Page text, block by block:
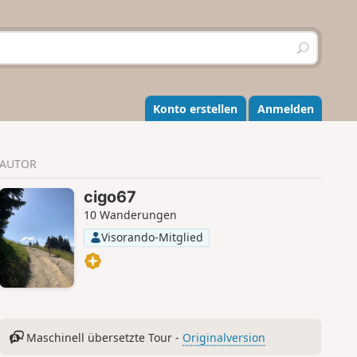
S
u
h
e
n
Konto erstellen Anmelden
AUTOR
cigo67
10 Wanderungen
Visorando-Mitglied
Maschinell übersetzte Tour - Originalversion